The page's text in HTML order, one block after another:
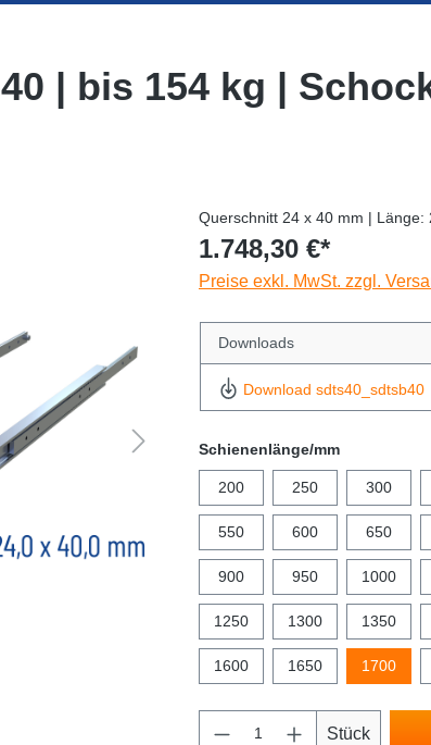
| bis 154 kg |
Querschnitt 24 x 40 mm | Länge:
1.748,30 €*
Preise exkl. MwSt. zzgl.
Downloads
Download sdts40_sdtsb40
Schienenlänge/mm
200 250 300
550 600 650
900 950 1000
1250 1300 1350
1600 1650 1700
Stück